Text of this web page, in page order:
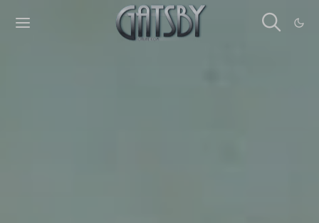
Cookies management panel